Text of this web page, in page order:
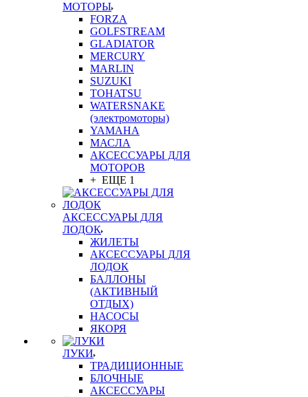
МОТОРЫ
FORZA
GOLFSTREAM
GLADIATOR
MERCURY
MARLIN
SUZUKI
TOHATSU
WATERSNAKE
(электромоторы)
YAMAHA
МАСЛА
АКСЕССУАРЫ ДЛЯ
МОТОРОВ
+ ЕЩЕ 1
АКСЕССУАРЫ ДЛЯ
ЛОДОК
ЖИЛЕТЫ
АКСЕССУАРЫ ДЛЯ
ЛОДОК
БАЛЛОНЫ
(АКТИВНЫЙ
ОТДЫХ)
НАСОСЫ
ЯКОРЯ
ЛУКИ
ТРАДИЦИОННЫЕ
БЛОЧНЫЕ
АКСЕССУАРЫ